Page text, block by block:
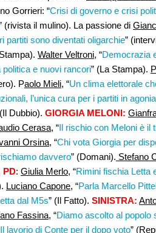
Gorrieri: “Crisi di governo e crisi
(rivista il mulino). La passione di
partiti sono diventati oligarchie”
Walter Veltroni, “Democrazia
politica e nuovi rancori” (La Stampa).
Paolo Mieli, “Un clima elettorale
l’unica cura per i partiti in agonia
Dubbio). GIORGIA MELONI:
Cerasa, “Il rischio con Meloni è il
Orsina, “Chi vota Giorgia per
davvero” (Domani). Stefano
PD: Giulia Merlo, “Rimini fischia Letta
Luciano Capone, “Parla Marcello
dal M5s” (Il Fatto). SINISTRA:
Fassina, “Diamo ascolto al popolo
Il lavorio di Conte per il dopo voto”